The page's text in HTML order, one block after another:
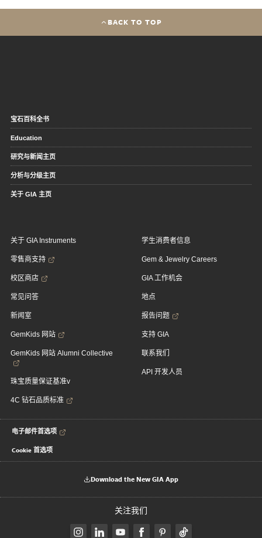
BACK TO TOP
宝石百科全书
Education
研究与新闻主页
分析与分级主页
关于 GIA 主页
关于 GIA Instruments
零售商支持
校区商店
常见问答
新闻室
GemKids 网站
GemKids 网站 Alumni Collective
珠宝质量保证基准v
4C 钻石品质标准
学生消费者信息
Gem & Jewelry Careers
GIA 工作机会
地点
报告问题
支持 GIA
联系我们
API 开发人员
电子邮件首选项
Cookie 首选项
Download the New GIA App
关注我们